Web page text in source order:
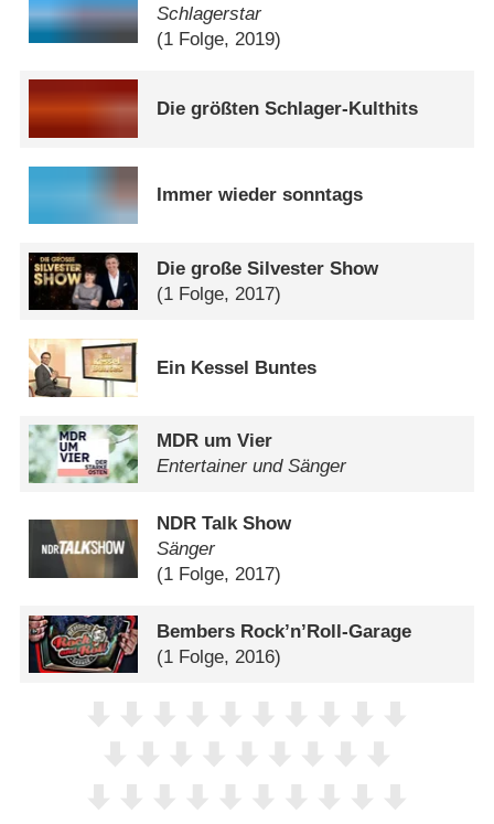
Schlagerstar
(1 Folge, 2019)
Die größten Schlager-Kulthits
Immer wieder sonntags
Die große Silvester Show
(1 Folge, 2017)
Ein Kessel Buntes
MDR um Vier
Entertainer und Sänger
NDR Talk Show
Sänger
(1 Folge, 2017)
Bembers Rock’n’Roll-Garage
(1 Folge, 2016)